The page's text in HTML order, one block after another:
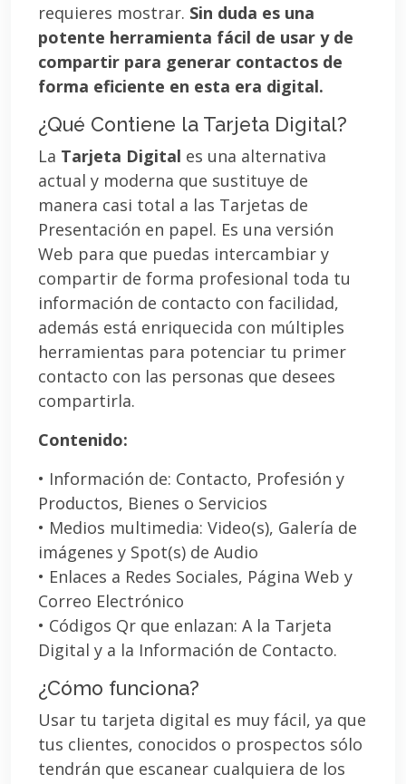
requieres mostrar. Sin duda es una
potente herramienta fácil de usar y de
compartir para generar contactos de
forma eficiente en esta era digital.
¿Qué Contiene la Tarjeta Digital?
La Tarjeta Digital es una alternativa
actual y moderna que sustituye de
manera casi total a las Tarjetas de
Presentación en papel. Es una versión
Web para que puedas intercambiar y
compartir de forma profesional toda tu
información de contacto con facilidad,
además está enriquecida con múltiples
herramientas para potenciar tu primer
contacto con las personas que desees
compartirla.
Contenido:
• Información de: Contacto, Profesión y
Productos, Bienes o Servicios
• Medios multimedia: Video(s), Galería de
imágenes y Spot(s) de Audio
• Enlaces a Redes Sociales, Página Web y
Correo Electrónico
• Códigos Qr que enlazan: A la Tarjeta
Digital y a la Información de Contacto.
¿Cómo funciona?
Usar tu tarjeta digital es muy fácil, ya que
tus clientes, conocidos o prospectos sólo
tendrán que escanear cualquiera de los